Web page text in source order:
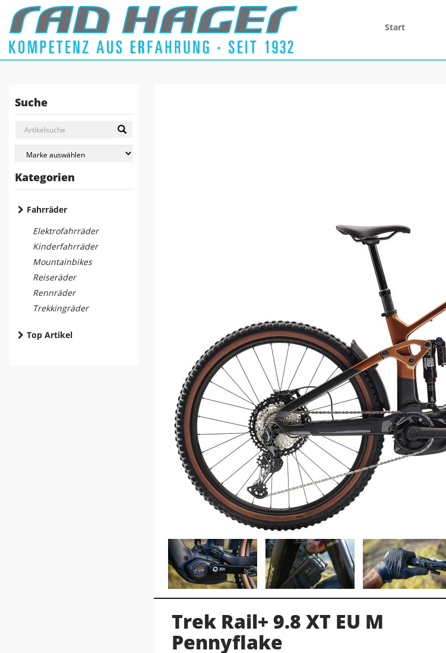
Start
Suche
Kategorien
Fahrräder
Elektrofahrräder
Kinderfahrräder
Mountainbikes
Reiseräder
Rennräder
Trekkingräder
Top Artikel
Trek Rail+ 9.8 XT EU M
Pennyflake